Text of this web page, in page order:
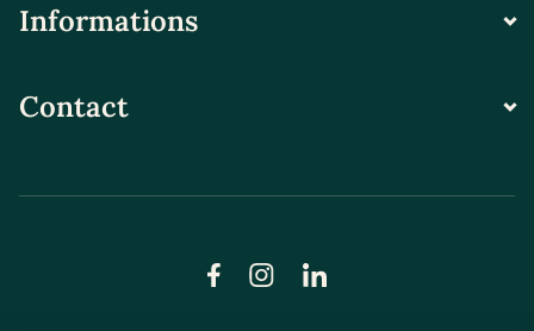
Informations
Contact